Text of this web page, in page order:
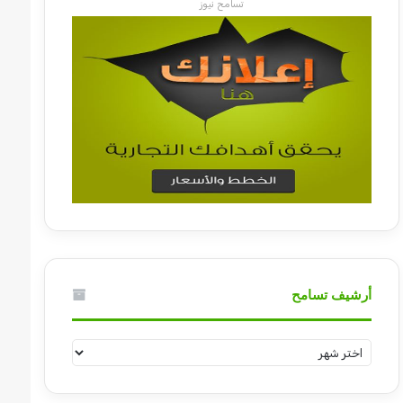
تسامح نيوز
أرشيف تسامح
أرشيف
تسامح